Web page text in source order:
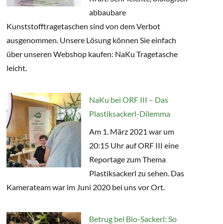
abbaubare
Kunststofftragetaschen sind von dem Verbot
ausgenommen. Unsere Lösung können Sie einfach
über unseren Webshop kaufen: NaKu Tragetasche
leicht.
NaKu bei ORF III – Das
Plastiksackerl-Dilemma
Am 1. März 2021 war um
20:15 Uhr auf ORF III eine
Reportage zum Thema
Plastiksackerl zu sehen. Das
Kamerateam war im Juni 2020 bei uns vor Ort.
Betrug bei Bio-Sackerl: So